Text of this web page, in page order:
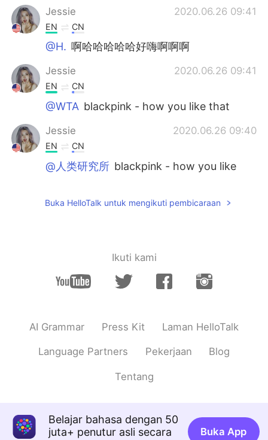
Jessie 2020.06.26 09:41
EN CN
@H. 啊哈哈哈哈哈好嗨啊啊啊
Jessie 2020.06.26 09:41
EN CN
@WTA blackpink - how you like that
Jessie 2020.06.26 09:40
EN CN
@人类研究所 blackpink - how you like
H. 2020.06.26 09:37
CN EN
WTA 2020.06.26 09:30
什么歌啊
What
Buka HelloTalk untuk mengikuti pembicaraan
Ikuti kami
AI Grammar Press Kit Laman HelloTalk
Language Partners Pekerjaan Blog
Tentang
Belajar bahasa dengan 50
juta+ penutur asli secara
Buka App